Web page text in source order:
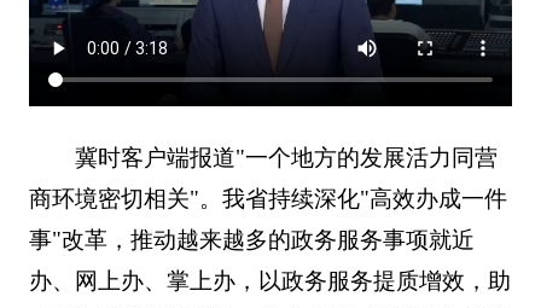
冀时客户端报道"一个地方的发展活力同营
商环境密切相关"。我省持续深化"高效办成一件
事"改革，推动越来越多的政务服务事项就近
办、网上办、掌上办，以政务服务提质增效，助